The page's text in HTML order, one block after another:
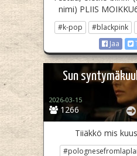
nimi) PLIIS
#k-pop #blackpink
Jaa
Sun
1266
2026-03-15
Tiiäkkö mis